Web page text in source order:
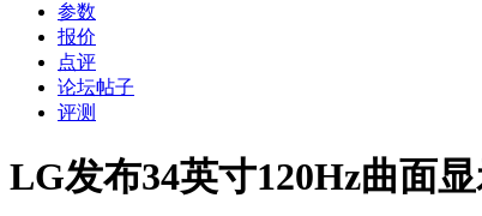
参数
报价
点评
论坛帖子
评测
LG发布34英寸120Hz曲面